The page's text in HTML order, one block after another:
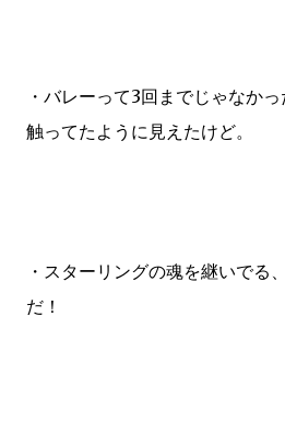
・バレーって3回までじゃなか
触ってたように見えたけど。
・スターリングの魂を継いでる
だ！